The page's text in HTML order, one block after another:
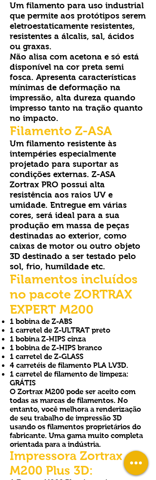
Um filamento para uso industrial
que permite aos protótipos serem
eletroestaticamente resistentes,
resistentes a álcalis, sal, ácidos
ou graxas.
Não alisa com acetona e só está
disponível na cor preta semi
fosca. Apresenta características
mínimas de deformação na
impressão, alta dureza quando
impresso tanto na tração quanto
no impacto.
Filamento Z-ASA
Um filamento resistente às
intempéries especialmente
projetado para suportar as
condições externas. Z-ASA
Zortrax PRO possui alta
resistência aos raios UV e
umidade. Entregue em várias
cores, será ideal para a sua
produção em massa de peças
destinadas ao exterior, como
caixas de motor ou outro objeto
3D destinado a ser testado pelo
sol, frio, humildade etc.
Filamentos incluídos
no pacote ZORTRAX
EXPERT M200
1 bobina de Z-ABS
1 carretel de Z-ULTRAT preto
1 bobina Z-HIPS cinza
1 bobina de Z-HIPS branco
1 carretel de Z-GLASS
4 carretéis de filamento PLA LV3D.
1 carretel de filamento de limpeza:
GRÁTIS
O Zortrax M200 pode ser aceito com
todas as marcas de filamentos. No
entanto, você melhora a renderização
de seu trabalho de impressão 3D
usando os filamentos proprietários do
fabricante. Uma gama muito completa
orientada para a indústria.
Impressora Zortrax
M200 Plus 3D: